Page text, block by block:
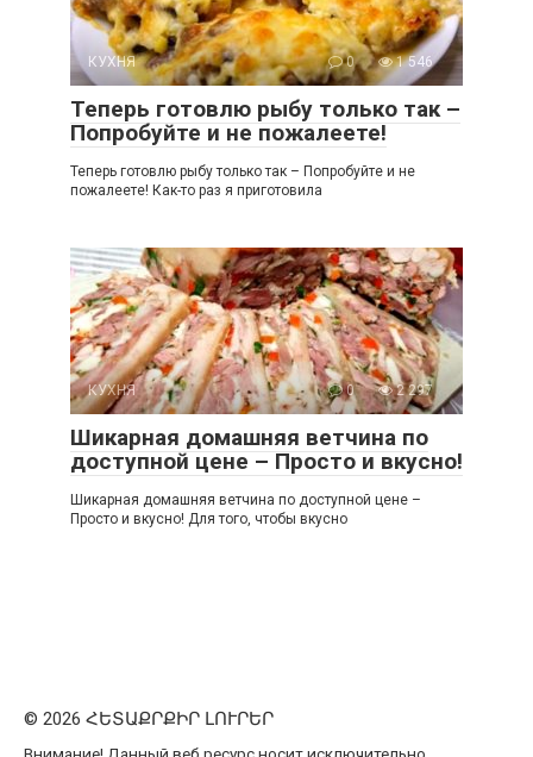
КУХНЯ 0 1 546
Теперь готовлю рыбу только так –
Попробуйте и не пожалеете!
Теперь готовлю рыбу только так – Попробуйте и не
пожалеете! Как-то раз я приготовила
КУХНЯ 0 2 297
Шикарная домашняя ветчина по
доступной цене – Просто и вкусно!
Шикарная домашняя ветчина по доступной цене –
Просто и вкусно! Для того, чтобы вкусно
© 2026 ՀԵՏԱՔՐՔԻՐ ԼՈՒՐԵՐ